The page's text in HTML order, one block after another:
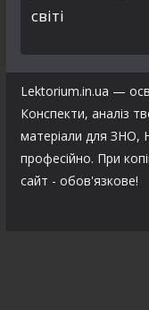
світі
Lektorium.in.ua —
Конспекти, аналіз
матеріали для
професійно. При
сайт - обов'язкове!